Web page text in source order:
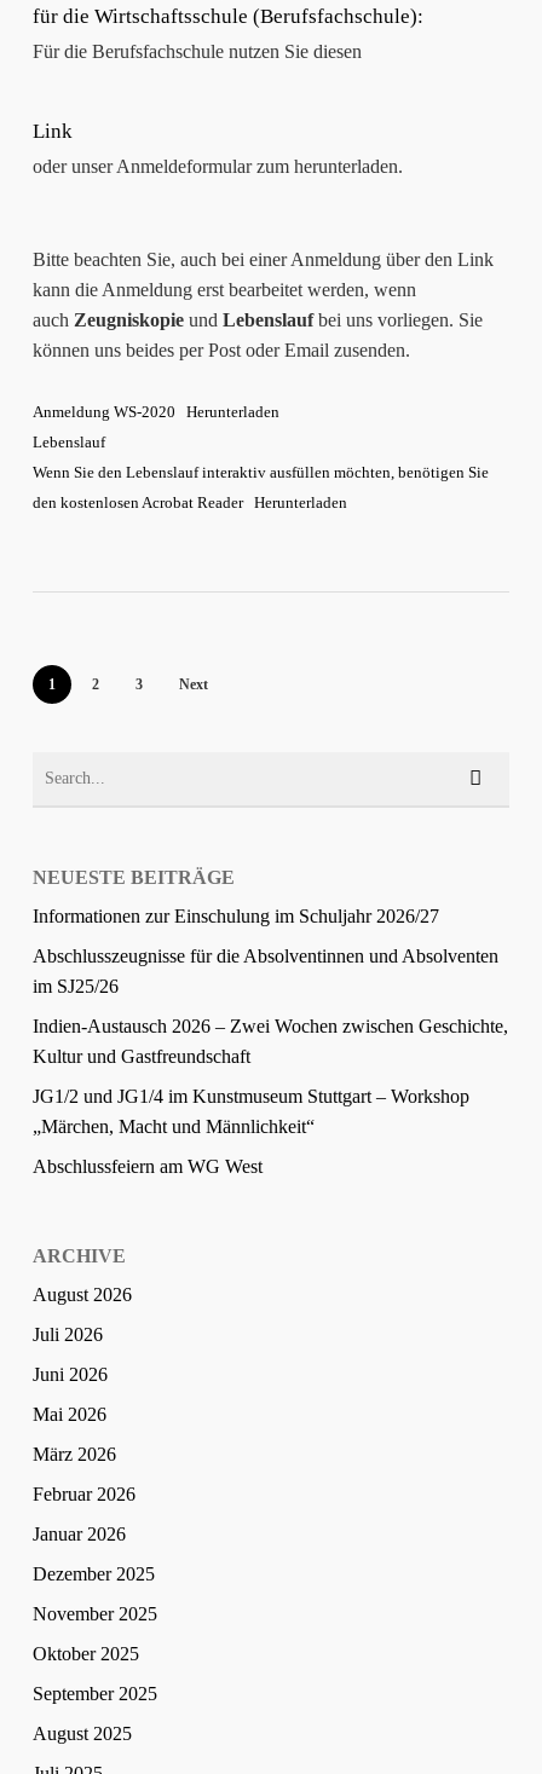
für die Wirtschaftsschule (Berufsfachschule):
Für die Berufsfachschule nutzen Sie diesen
Link
oder unser Anmeldeformular zum herunterladen.
Bitte beachten Sie, auch bei einer Anmeldung über den Link
kann die Anmeldung erst bearbeitet werden, wenn
auch Zeugniskopieund Lebenslaufbei uns vorliegen. Sie
können uns beides per Post oder Email zusenden.
Anmeldung WS-2020
Herunterladen
Lebenslauf
Wenn Sie den Lebenslauf interaktiv ausfüllen möchten, benötigen Sie
den kostenlosen Acrobat Reader
Herunterladen
1 2 3 Next
NEUESTE BEITRÄGE
Informationen zur Einschulung im Schuljahr 2026/27
Abschlusszeugnisse für die Absolventinnen und Absolventen
im SJ25/26
Indien-Austausch 2026 – Zwei Wochen zwischen Geschichte,
Kultur und Gastfreundschaft
JG1/2 und JG1/4 im Kunstmuseum Stuttgart – Workshop
„Märchen, Macht und Männlichkeit“
Abschlussfeiern am WG West
ARCHIVE
August 2026
Juli 2026
Juni 2026
Mai 2026
März 2026
Februar 2026
Januar 2026
Dezember 2025
November 2025
Oktober 2025
September 2025
August 2025